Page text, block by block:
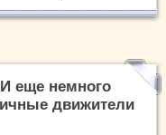
еще немного
движители